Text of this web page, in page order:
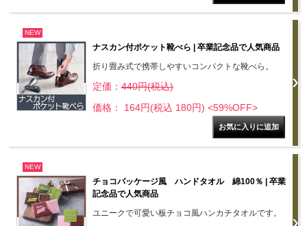
NEW
ナスカン付ポケット靴べら | 卒業記念品で人気商品
折り畳み式で携帯しやすいコンパクトな靴べら。
定価： 440円(税込)
価格： 164円(税込 180円) <59%OFF>
NEW
チョコパッケージ風 ハンドタオル 綿100％ | 卒業
記念品で人気商品
ユニークで可愛い板チョコ風ハンカチタオルです。